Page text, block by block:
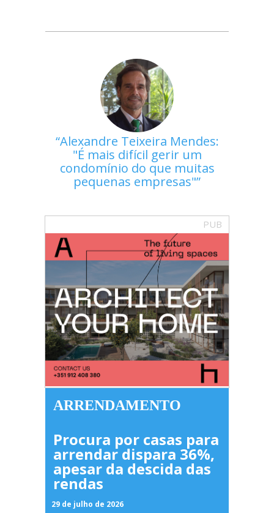
Alexandre Teixeira Mendes:
"É mais difícil gerir um
condomínio do que muitas
pequenas empresas"
PUB
ARRENDAMENTO
Procura por casas para
arrendar dispara 36%,
apesar da descida das
rendas
29 de julho de 2026